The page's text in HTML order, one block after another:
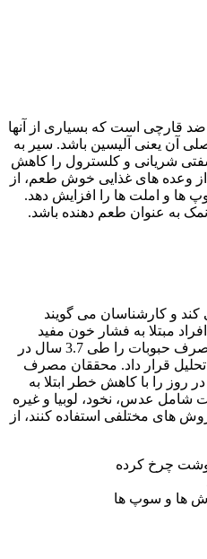
قارچی است که بسیاری از آنها
آن یعنی آلیسین باشد. سیر به
شریانی و کلسترول را کاهش
وعده های غذایی خوش طعم، از
و املت ها را افزایش دهد.
به عنوان طعم دهنده باشد.
کند و کارشناسان می گویند
مبتلا به فشار خون مفید
باشد. مطالعه‌ای در سال 2022 مصرف حبوبات را طی 3.7 سال در
و تحلیل قرار داد. محققان مصرف
(گرم) در روز را با کاهش خطر ابتلا به
شامل عدس، نخود، لوبیا و غیره
های مختلفی استفاده کنند، از
چرخ کرده
ها و سوپ ها